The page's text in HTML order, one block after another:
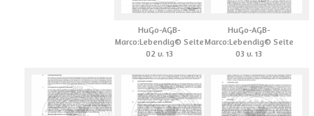
HuGo-AGB-
Marco:Lebendig© Seite
02 v. 13
HuGo-AGB-
Marco:Lebendig© Seite
03 v. 13